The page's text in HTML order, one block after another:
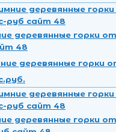
деревянные горки